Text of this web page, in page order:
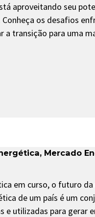
aproveitando seu
os desafios
a transição para uma
, Mercado
em curso, o futuro
de um país é um
e utilizadas para gerar